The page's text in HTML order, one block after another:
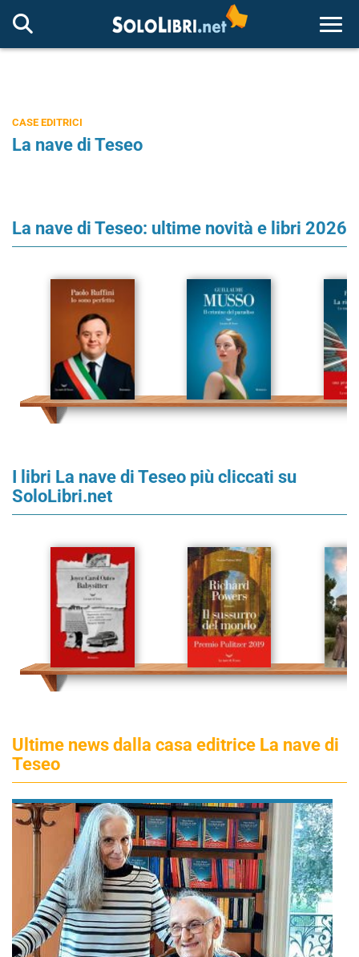
CASE EDITRICI
La nave di Teseo
La nave di Teseo: ultime novità e libri 2026
I libri La nave di Teseo più cliccati su
SoloLibri.net
Ultime news dalla casa editrice La nave di
Teseo